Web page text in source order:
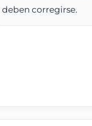
deben corregirse.